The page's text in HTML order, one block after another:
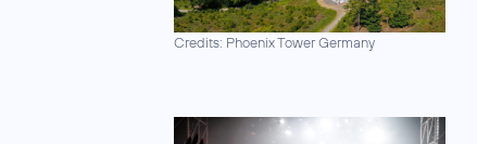
Credits: Phoenix Tower Germany